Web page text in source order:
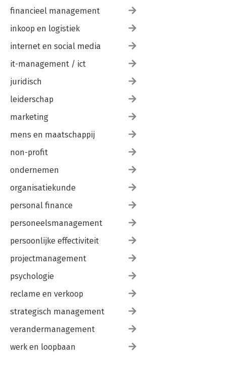
financieel management
inkoop en logistiek
internet en social media
it-management / ict
juridisch
leiderschap
marketing
mens en maatschappij
non-profit
ondernemen
organisatiekunde
personal finance
personeelsmanagement
persoonlijke effectiviteit
projectmanagement
psychologie
reclame en verkoop
strategisch management
verandermanagement
werk en loopbaan